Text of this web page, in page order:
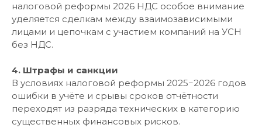
налоговой реформы 2026 НДС особое внимание
уделяется сделкам между взаимозависимыми
лицами и цепочкам с участием компаний на УСН
без НДС.
4. Штрафы и санкции
В условиях налоговой реформы 2025−2026 годов
ошибки в учёте и срывы сроков отчётности
переходят из разряда технических в категорию
существенных финансовых рисков.